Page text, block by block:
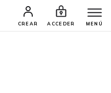
CREAR ACCEDER MENÚ
TALENTOS